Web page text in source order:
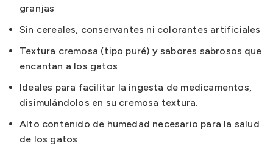
granjas
Sin cereales, conservantes ni colorantes artificiales
Textura cremosa (tipo puré) y sabores sabrosos que
encantan a los gatos
Ideales para facilitar la ingesta de medicamentos,
disimulándolos en su cremosa textura.
Alto contenido de humedad necesario para la salud
de los gatos